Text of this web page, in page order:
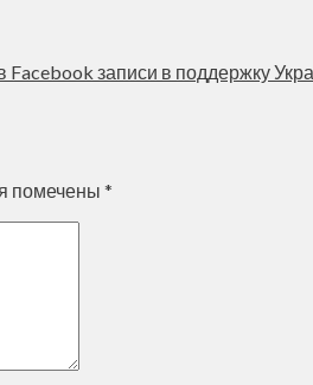
записи в поддержку
помечены *